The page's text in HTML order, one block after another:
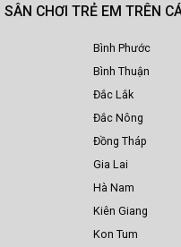
CHƠI TRẺ EM TRÊN
Bình Phước
Bình Thuận
Đắc Lắk
Đắc Nông
Đồng Tháp
Gia Lai
Hà Nam
Kiên Giang
Kon Tum